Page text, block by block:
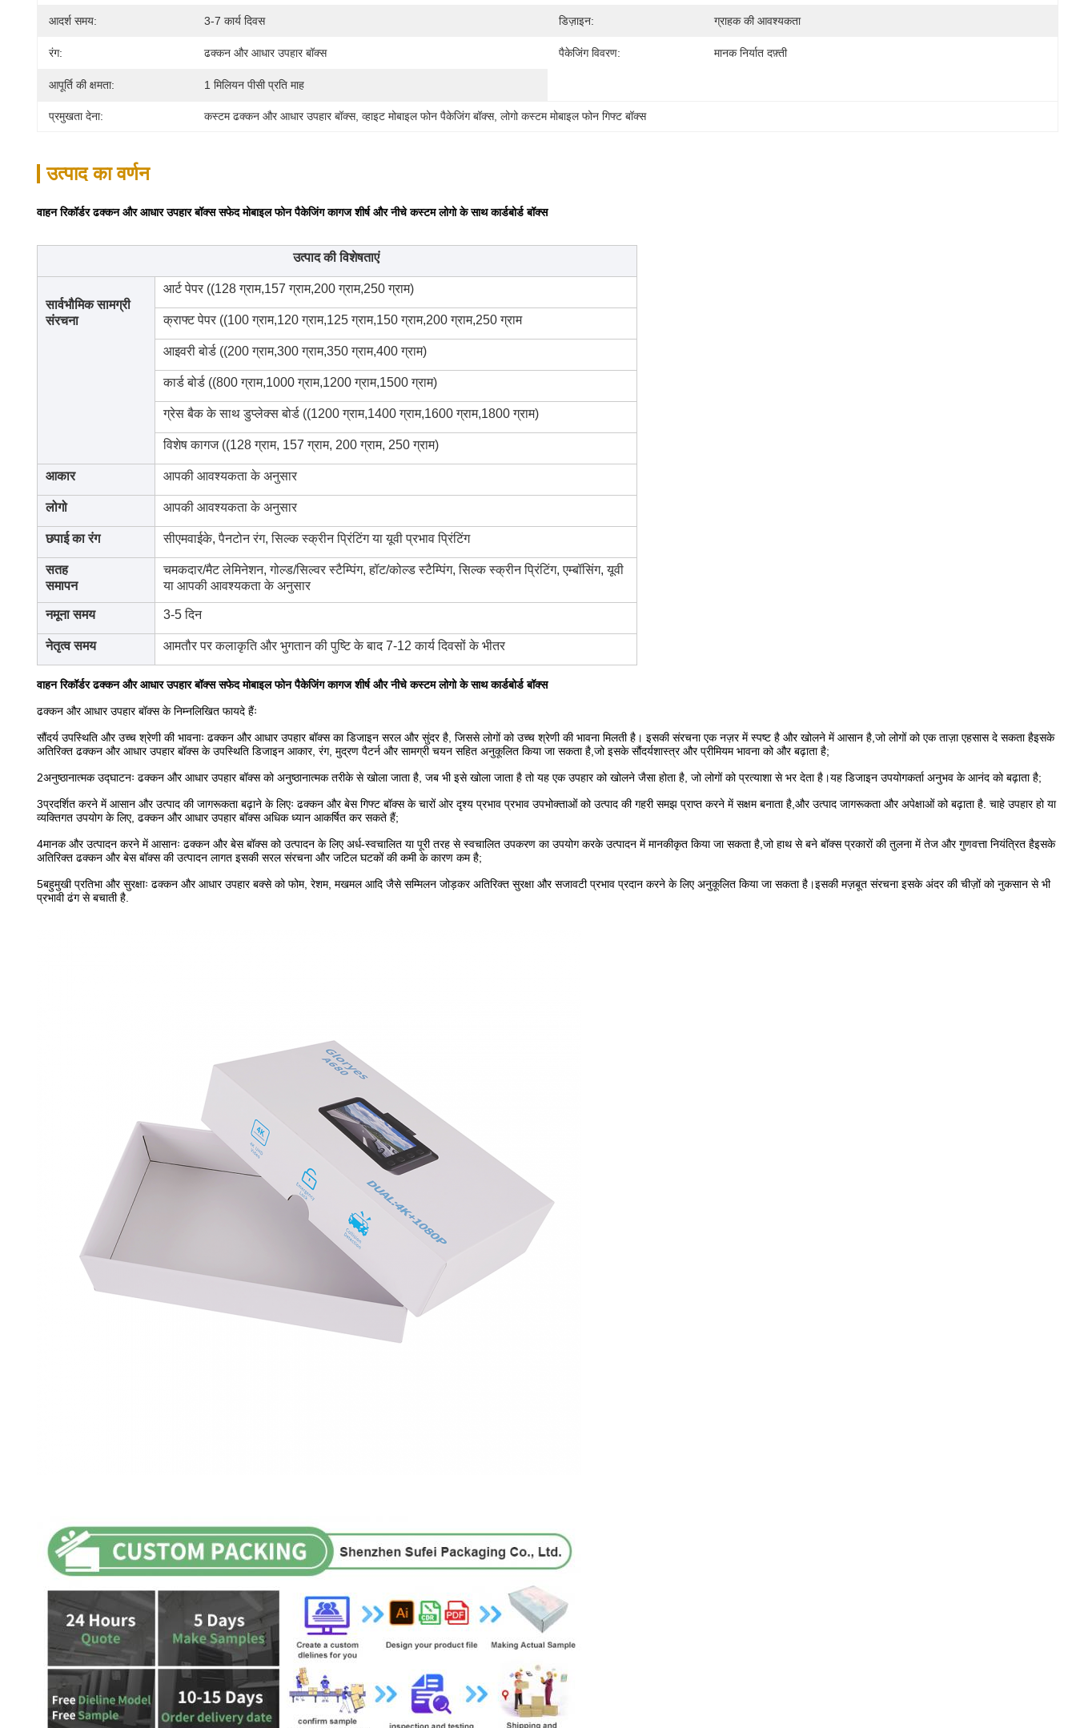
आदर्श समय: 3-7 कार्य दिवस डिज़ाइन: ग्राहक की आवश्यकता
रंग: ढक्कन और आधार उपहार बॉक्स पैकेजिंग विवरण: मानक निर्यात दफ़्ती
आपूर्ति की क्षमता: 1 मिलियन पीसी प्रति माह
प्रमुखता देना: कस्टम ढक्कन और आधार उपहार बॉक्स, व्हाइट मोबाइल फोन पैकेजिंग बॉक्स, लोगो कस्टम मोबाइल फोन गिफ्ट बॉक्स
उत्पाद का वर्णन
वाहन रिकॉर्डर ढक्कन और आधार उपहार बॉक्स सफेद मोबाइल फोन पैकेजिंग कागज शीर्ष और नीचे कस्टम लोगो के साथ कार्डबोर्ड बॉक्स
उत्पाद की विशेषताएं
सार्वभौमिक सामग्री
संरचना
आर्ट पेपर ((128 ग्राम,157 ग्राम,200 ग्राम,250 ग्राम)
क्राफ्ट पेपर ((100 ग्राम,120 ग्राम,125 ग्राम,150 ग्राम,200 ग्राम,250 ग्राम
आइवरी बोर्ड ((200 ग्राम,300 ग्राम,350 ग्राम,400 ग्राम)
कार्ड बोर्ड ((800 ग्राम,1000 ग्राम,1200 ग्राम,1500 ग्राम)
ग्रेस बैक के साथ डुप्लेक्स बोर्ड ((1200 ग्राम,1400 ग्राम,1600 ग्राम,1800 ग्राम)
विशेष कागज ((128 ग्राम, 157 ग्राम, 200 ग्राम, 250 ग्राम)
आकार आपकी आवश्यकता के अनुसार
लोगो आपकी आवश्यकता के अनुसार
छपाई का रंग सीएमवाईके, पैनटोन रंग, सिल्क स्क्रीन प्रिंटिंग या यूवी प्रभाव प्रिंटिंग
सतह
समापन
चमकदार/मैट लेमिनेशन, गोल्ड/सिल्वर स्टैम्पिंग, हॉट/कोल्ड स्टैम्पिंग, सिल्क स्क्रीन प्रिंटिंग, एम्बॉसिंग, यूवी
या आपकी आवश्यकता के अनुसार
नमूना समय 3-5 दिन
नेतृत्व समय आमतौर पर कलाकृति और भुगतान की पुष्टि के बाद 7-12 कार्य दिवसों के भीतर
वाहन रिकॉर्डर ढक्कन और आधार उपहार बॉक्स सफेद मोबाइल फोन पैकेजिंग कागज शीर्ष और नीचे कस्टम लोगो के साथ कार्डबोर्ड बॉक्स
ढक्कन और आधार उपहार बॉक्स के निम्नलिखित फायदे हैंः
सौंदर्य उपस्थिति और उच्च श्रेणी की भावनाः ढक्कन और आधार उपहार बॉक्स का डिजाइन सरल और सुंदर है, जिससे लोगों को उच्च श्रेणी की भावना मिलती है। इसकी संरचना एक नज़र में स्पष्ट है और खोलने में आसान है,जो लोगों को एक ताज़ा एहसास दे सकता हैइसके
अतिरिक्त ढक्कन और आधार उपहार बॉक्स के उपस्थिति डिजाइन आकार, रंग, मुद्रण पैटर्न और सामग्री चयन सहित अनुकूलित किया जा सकता है,जो इसके सौंदर्यशास्त्र और प्रीमियम भावना को और बढ़ाता है;
2अनुष्ठानात्मक उद्घाटनः ढक्कन और आधार उपहार बॉक्स को अनुष्ठानात्मक तरीके से खोला जाता है, जब भी इसे खोला जाता है तो यह एक उपहार को खोलने जैसा होता है, जो लोगों को प्रत्याशा से भर देता है।यह डिजाइन उपयोगकर्ता अनुभव के आनंद को बढ़ाता है;
3प्रदर्शित करने में आसान और उत्पाद की जागरूकता बढ़ाने के लिएः ढक्कन और बेस गिफ्ट बॉक्स के चारों ओर दृश्य प्रभाव प्रभाव उपभोक्ताओं को उत्पाद की गहरी समझ प्राप्त करने में सक्षम बनाता है,और उत्पाद जागरूकता और अपेक्षाओं को बढ़ाता है. चाहे उपहार हो या
व्यक्तिगत उपयोग के लिए, ढक्कन और आधार उपहार बॉक्स अधिक ध्यान आकर्षित कर सकते हैं;
4मानक और उत्पादन करने में आसानः ढक्कन और बेस बॉक्स को उत्पादन के लिए अर्ध-स्वचालित या पूरी तरह से स्वचालित उपकरण का उपयोग करके उत्पादन में मानकीकृत किया जा सकता है,जो हाथ से बने बॉक्स प्रकारों की तुलना में तेज और गुणवत्ता नियंत्रित हैइसके
अतिरिक्त ढक्कन और बेस बॉक्स की उत्पादन लागत इसकी सरल संरचना और जटिल घटकों की कमी के कारण कम है;
5बहुमुखी प्रतिभा और सुरक्षाः ढक्कन और आधार उपहार बक्से को फोम, रेशम, मखमल आदि जैसे सम्मिलन जोड़कर अतिरिक्त सुरक्षा और सजावटी प्रभाव प्रदान करने के लिए अनुकूलित किया जा सकता है।इसकी मज़बूत संरचना इसके अंदर की चीज़ों को नुकसान से भी
प्रभावी ढंग से बचाती है.